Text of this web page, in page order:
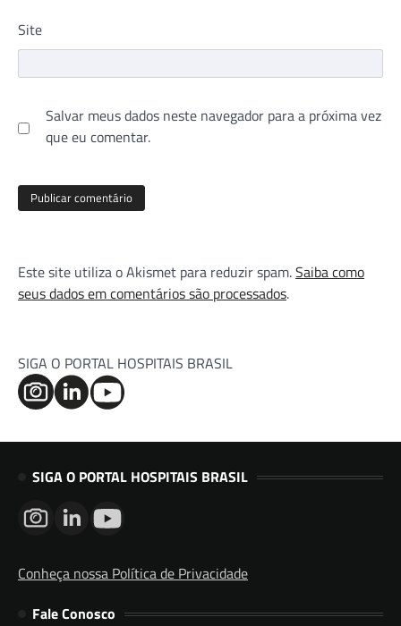
Site
Salvar meus dados neste navegador para a próxima vez
que eu comentar.
Este site utiliza o Akismet para reduzir spam.Saiba como
seus dados em comentários são processados.
SIGA O PORTAL HOSPITAIS BRASIL
SIGA O PORTAL HOSPITAIS BRASIL
Conheça nossa Política de Privacidade
Fale Conosco